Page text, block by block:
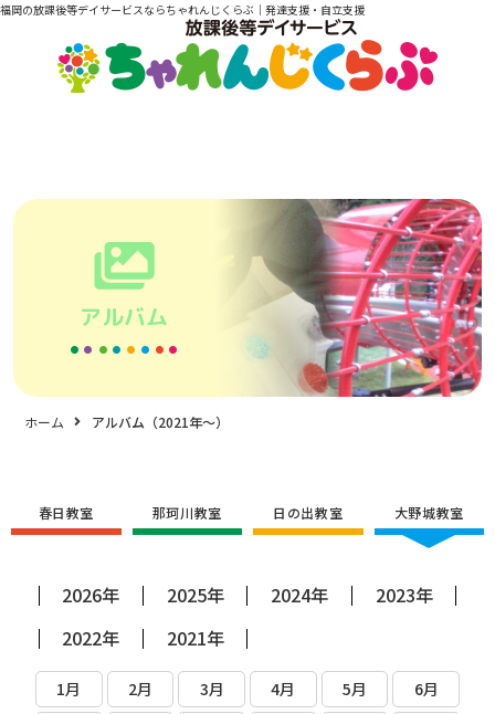
福岡の放課後等デイサービスならちゃれんじくらぶ｜発達支援・自立支援
アルバム
ホーム アルバム（2021年〜）
春日教室 那珂川教室 日の出教室 大野城教室
2026年 2025年 2024年
2023年
2022年
2021年
1月 2月 3月 4月 5月
6月